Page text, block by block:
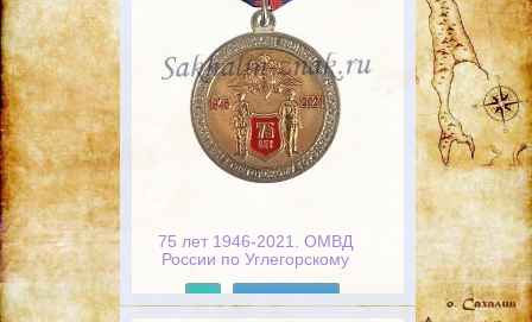
75 лет 1946-2021. ОМВД
России по Углегорскому
Сахалинская область /
Министерство внутренних